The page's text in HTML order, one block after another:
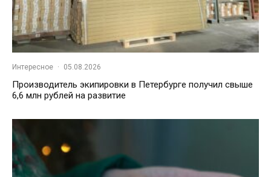
Интересное · 05.08.2026
Производитель экипировки в Петербурге получил свыше
6,6 млн рублей на развитие